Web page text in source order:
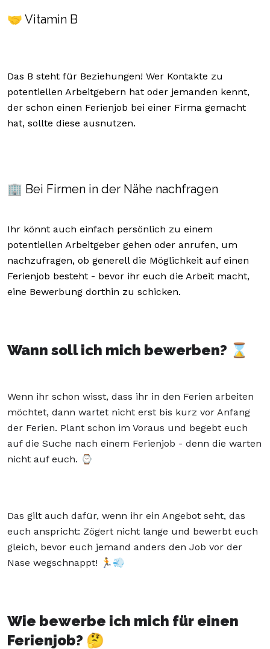
🤝 Vitamin B
Das B steht für Beziehungen! Wer Kontakte zu
potentiellen Arbeitgebern hat oder jemanden kennt,
der schon einen Ferienjob bei einer Firma gemacht
hat, sollte diese ausnutzen.
🏢 Bei Firmen in der Nähe nachfragen
Ihr könnt auch einfach persönlich zu einem
potentiellen Arbeitgeber gehen oder anrufen, um
nachzufragen, ob generell die Möglichkeit auf einen
Ferienjob besteht - bevor ihr euch die Arbeit macht,
eine Bewerbung dorthin zu schicken.
Wann soll ich mich bewerben? ⌛
Wenn ihr schon wisst, dass ihr in den Ferien arbeiten
möchtet, dann wartet nicht erst bis kurz vor Anfang
der Ferien. Plant schon im Voraus und begebt euch
auf die Suche nach einem Ferienjob - denn die warten
nicht auf euch. ⌚
Das gilt auch dafür, wenn ihr ein Angebot seht, das
euch anspricht: Zögert nicht lange und bewerbt euch
gleich, bevor euch jemand anders den Job vor der
Nase wegschnappt! 🏃💨
Wie bewerbe ich mich für einen
Ferienjob? 🤔